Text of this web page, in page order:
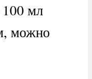
мл
можно